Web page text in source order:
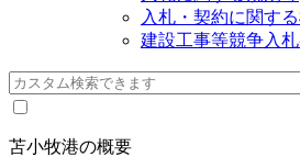
入札・契約に関す
建設工事等競争入
苫小牧港の概要